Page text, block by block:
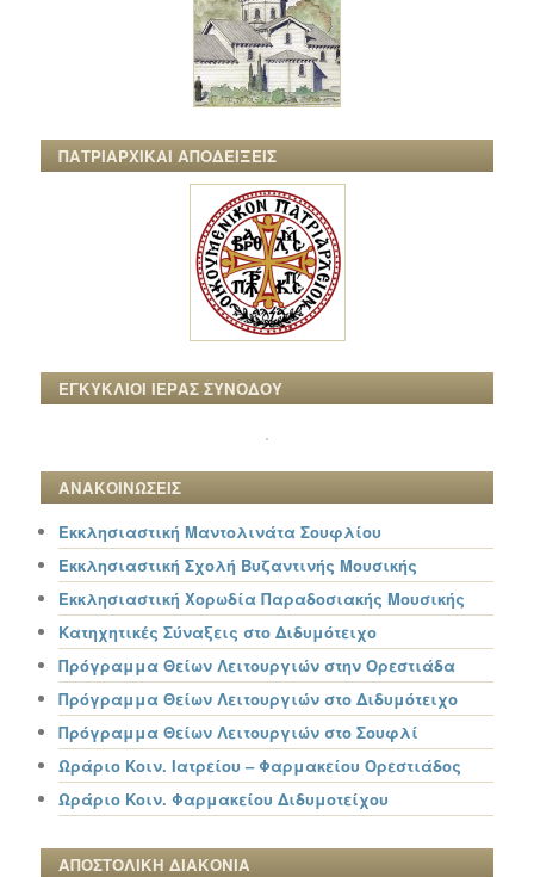
ΠΑΤΡΙΑΡΧΙΚΑΙ ΑΠΟΔΕΙΞΕΙΣ
ΕΓΚΥΚΛΙΟΙ ΙΕΡΑΣ ΣΥΝΟΔΟΥ
ΑΝΑΚΟΙΝΩΣΕΙΣ
Εκκλησιαστική Μαντολινάτα Σουφλίου
Εκκλησιαστική Σχολή Βυζαντινής Μουσικής
Εκκλησιαστική Χορωδία Παραδοσιακής Μουσικής
Κατηχητικές Σύναξεις στο Διδυμότειχο
Πρόγραμμα Θείων Λειτουργιών στην Ορεστιάδα
Πρόγραμμα Θείων Λειτουργιών στο Διδυμότειχο
Πρόγραμμα Θείων Λειτουργιών στο Σουφλί
Ωράριο Κοιν. Ιατρείου – Φαρμακείου Ορεστιάδος
Ωράριο Κοιν. Φαρμακείου Διδυμοτείχου
ΑΠΟΣΤΟΛΙΚΗ ΔΙΑΚΟΝΙΑ